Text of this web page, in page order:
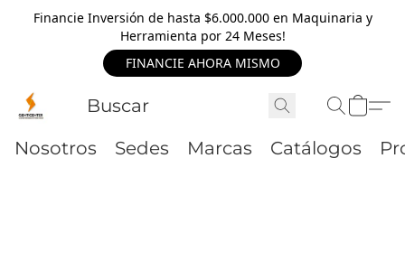
Financie Inversión de hasta $6.000.000 en Maquinaria y
Herramienta por 24 Meses!
FINANCIE AHORA MISMO
Nosotros Sedes Marcas Catálogos